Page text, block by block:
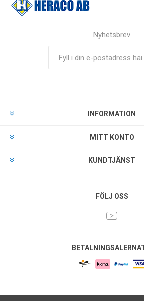
Nyhetsbrev
INFORMATION
MITT KONTO
KUNDTJÄNST
FÖLJ OSS